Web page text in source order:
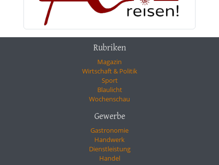
Rubriken
Magazin
Wirtschaft & Politik
Sport
Blaulicht
Wochenschau
Gewerbe
Gastronomie
Handwerk
Dienstleistung
Handel